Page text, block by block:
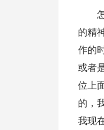
的精
作的
或者
位上
的，
我现